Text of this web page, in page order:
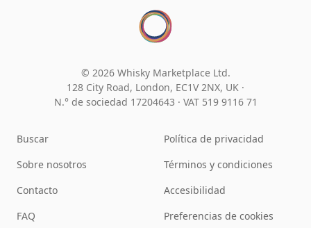
© 2026 Whisky Marketplace Ltd.
128 City Road, London, EC1V 2NX, UK ·
N.° de sociedad 17204643 · VAT 519 9116 71
Buscar
Sobre nosotros
Contacto
FAQ
Política de privacidad
Términos y condiciones
Accesibilidad
Preferencias de cookies